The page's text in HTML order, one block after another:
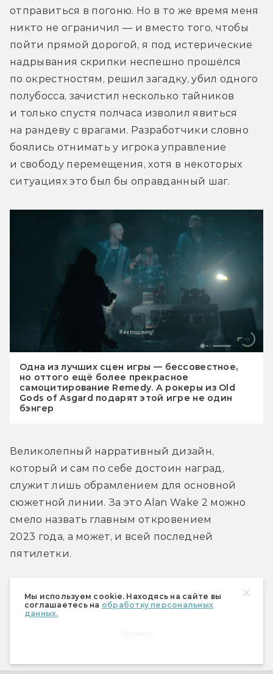
Мы используем cookie. Находясь на сайте вы
соглашаетесь на обработку персональных
данных.
отправиться в погоню. Но в то же время меня
никто не ограничил — и вместо того, чтобы
пойти прямой дорогой, я под истерические
надрывания скрипки неспешно прошёлся
по окрестностям, решил загадку, убил одного
полубосса, зачистил несколько тайников
и только спустя полчаса изволил явиться
на рандеву с врагами. Разработчики словно
боялись отнимать у игрока управление
и свободу перемещения, хотя в некоторых
ситуациях это был бы оправданный шаг.
Одна из лучших сцен игры — бессовестное,
но оттого ещё более прекрасное
самоцитирование Remedy. А рокеры из Old
Gods of Asgard подарят этой игре не один
бэнгер
Великолепный нарративный дизайн,
который и сам по себе достоин наград,
служит лишь обрамлением для основной
сюжетной линии. За это Alan Wake 2 можно
смело назвать главным откровением
2023 года, а может, и всей последней
пятилетки.
Я боюсь чистого листа